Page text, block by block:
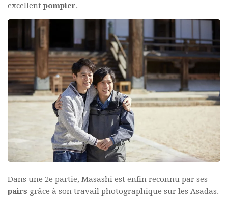
excellent pompier.
Dans une 2e partie, Masashi est enfin reconnu par ses
pairs grâce à son travail photographique sur les Asadas.